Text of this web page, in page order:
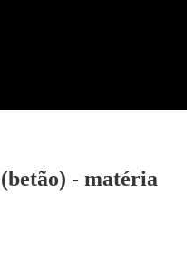
- matéria